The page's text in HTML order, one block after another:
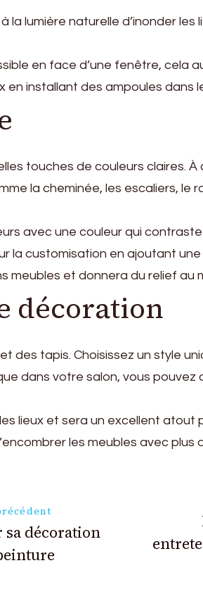
lumière naturelle d’inonder les
en face d’une fenêtre, cela
en installant des ampoules dans
touches de couleurs claires.
la cheminée, les escaliers, le
avec une couleur qui
la customisation en ajoutant
meubles et donnera du relief au
décoration
des tapis. Choisissez un style
dans votre salon, vous
lieux et sera un excellent atout
les meubles avec plus
sa décoration